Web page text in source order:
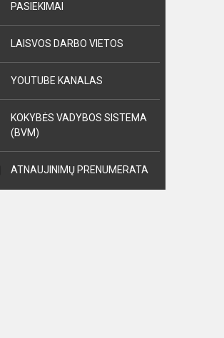
PASIEKIMAI
LAISVOS DARBO VIETOS
YOUTUBE KANALAS
KOKYBĖS VADYBOS SISTEMA
(BVM)
ATNAUJINIMŲ PRENUMERATA